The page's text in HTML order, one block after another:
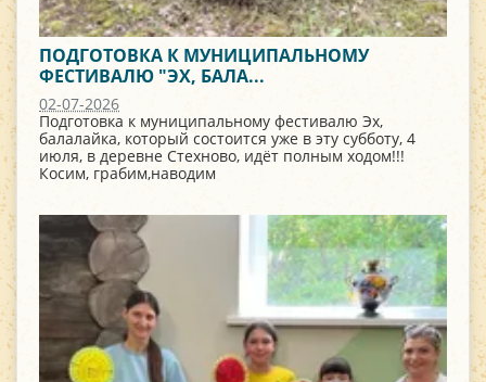
ПОДГОТОВКА К МУНИЦИПАЛЬНОМУ
ФЕСТИВАЛЮ "ЭХ, БАЛА...
02-07-2026
Подготовка к муниципальному фестивалю Эх,
балалайка, который состоится уже в эту субботу, 4
июля, в деревне Стехново, идёт полным ходом!!!
Косим, грабим,наводим